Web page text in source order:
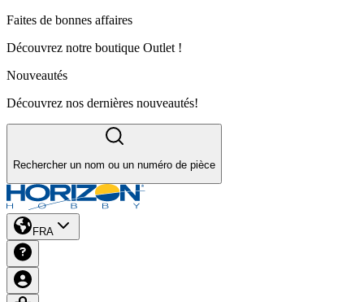
Faites de bonnes affaires
Découvrez notre boutique Outlet !
Nouveautés
Découvrez nos dernières nouveautés!
Rechercher un nom ou un numéro de pièce
FRA